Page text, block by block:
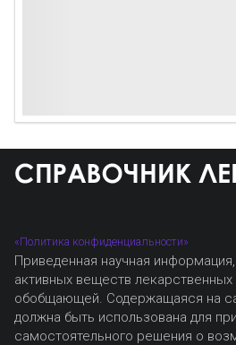
«Политика конфиденциальности»
Приведенная научная
активных веществ лекарственных
обобщающей. Содержащаяся на
должна быть использована для
самостоятельного решения о